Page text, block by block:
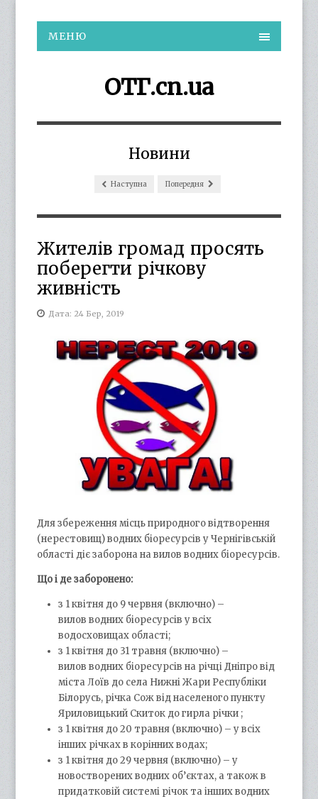
МЕНЮ
ОТГ.cn.ua
Новини
Наступна Попередня
Жителів громад просять
поберегти річкову
живність
Дата: 24 Бер, 2019
Для збереження місць природного відтворення
(нерестовищ) водних біоресурсів у Чернігівській
області діє заборона на вилов водних біоресурсів.
Що і де заборонено:
з 1 квітня до 9 червня (включно) –
вилов водних біоресурсів у всіх
водосховищах області;
з 1 квітня до 31 травня (включно) –
вилов водних біоресурсів на річці Дніпро від
міста Лоїв до села Нижні Жари Республіки
Білорусь, річка Сож від населеного пункту
Яриловицький Скиток до гирла річки ;
з 1 квітня до 20 травня (включно) – у всіх
інших річках в корінних водах;
з 1 квітня до 29 червня (включно) – у
новостворених водних об’єктах, а також в
придатковій системі річок та інших водних